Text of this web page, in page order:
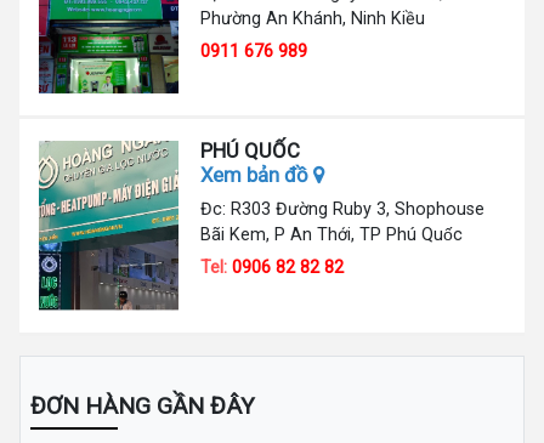
Phường An Khánh, Ninh Kiều
0911 676 989
PHÚ QUỐC
Xem bản đồ
Đc: R303 Đường Ruby 3, Shophouse
Bãi Kem, P An Thới, TP Phú Quốc
Tel:0906 82 82 82
ĐƠN HÀNG GẦN ĐÂY